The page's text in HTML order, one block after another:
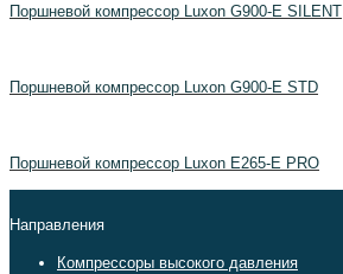
Поршневой компрессор Luxon G900-E SILENT
Поршневой компрессор Luxon G900-E STD
Поршневой компрессор Luxon E265-E PRO
Направления
Компрессоры высокого давления